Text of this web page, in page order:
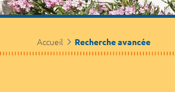
Accueil Recherche avancée